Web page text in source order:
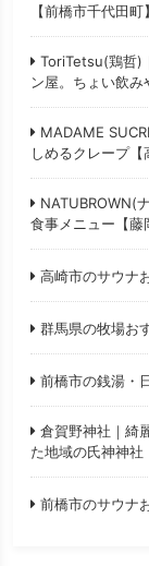
【前橋市千代田町】
ToriTetsu(鶏哲)
ン屋。ちょい飲み
MADAME
しめるクレープ【
NATUBROWN(
食事メニュー【藤
高崎市のサウナ
群馬県の牧場お
前橋市の銭湯・
倉賀野神社｜綺
た地域の氏神神社
前橋市のサウナ